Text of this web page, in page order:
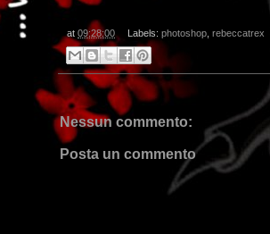
at 09:28:00 Labels: photoshop, rebeccatrex
Nessun commento:
Posta un commento